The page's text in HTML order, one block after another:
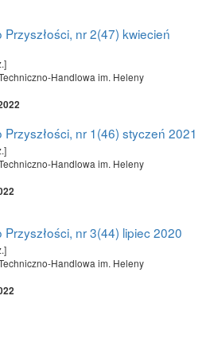
nr 2(47) kwiecień
Handlowa im. Heleny
nr 1(46) styczeń 2021
Handlowa im. Heleny
nr 3(44) lipiec 2020
Handlowa im. Heleny